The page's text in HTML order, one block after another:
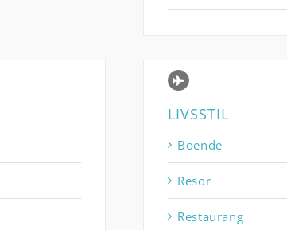
LIVSSTIL
Boende
Resor
Restaurang